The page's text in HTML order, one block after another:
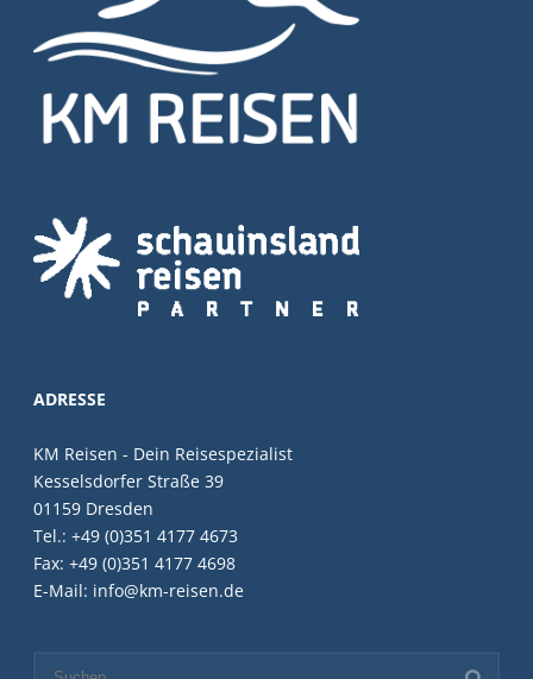
ADRESSE
KM Reisen - Dein Reisespezialist
Kesselsdorfer Straße 39
01159 Dresden
Tel.: +49 (0)351 4177 4673
Fax: +49 (0)351 4177 4698
E-Mail: info@km-reisen.de